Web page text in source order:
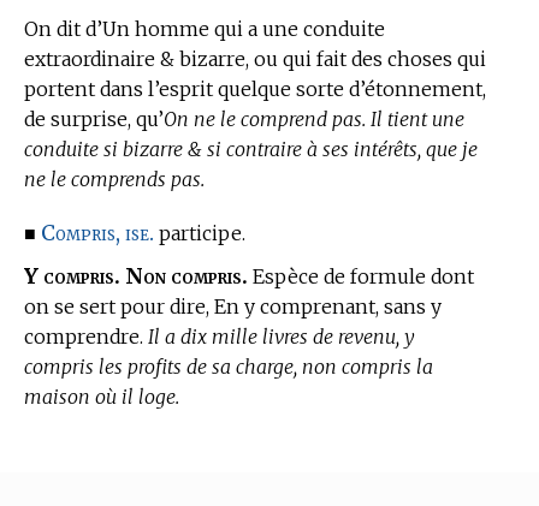
On dit d’Un homme qui a une conduite
extraordinaire & bizarre, ou qui fait des choses qui
portent dans l’esprit quelque sorte d’étonnement,
de surprise, qu’On ne le comprend pas. Il tient une
conduite si bizarre & si contraire à ses intérêts, que je
ne le comprends pas.
■ Compris, ise. participe.
Y compris. Non compris. Espèce de formule dont
on se sert pour dire, En y comprenant, sans y
comprendre. Il a dix mille livres de revenu, y
compris les profits de sa charge, non compris la
maison où il loge.